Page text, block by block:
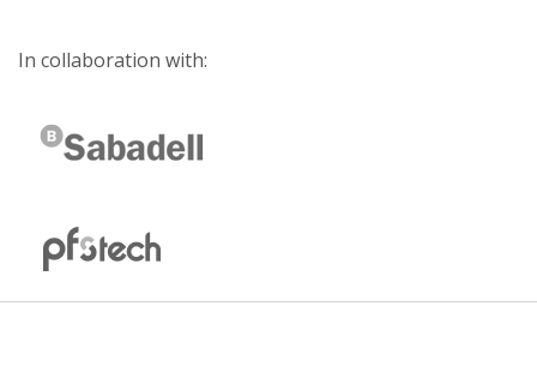
In collaboration with: